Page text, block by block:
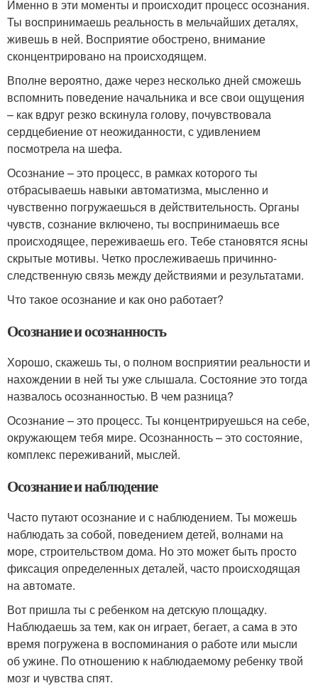
Именно в эти моменты и происходит процесс осознания.
Ты воспринимаешь реальность в мельчайших деталях,
живешь в ней. Восприятие обострено, внимание
сконцентрировано на происходящем.
Вполне вероятно, даже через несколько дней сможешь
вспомнить поведение начальника и все свои ощущения
– как вдруг резко вскинула голову, почувствовала
сердцебиение от неожиданности, с удивлением
посмотрела на шефа.
Осознание – это процесс, в рамках которого ты
отбрасываешь навыки автоматизма, мысленно и
чувственно погружаешься в действительность. Органы
чувств, сознание включено, ты воспринимаешь все
происходящее, переживаешь его. Тебе становятся ясны
скрытые мотивы. Четко прослеживаешь причинно-
следственную связь между действиями и результатами.
Что такое осознание и как оно работает?
Осознание и осознанность
Хорошо, скажешь ты, о полном восприятии реальности и
нахождении в ней ты уже слышала. Состояние это тогда
назвалось осознанностью. В чем разница?
Осознание – это процесс. Ты концентрируешься на себе,
окружающем тебя мире. Осознанность – это состояние,
комплекс переживаний, мыслей.
Осознание и наблюдение
Часто путают осознание и с наблюдением. Ты можешь
наблюдать за собой, поведением детей, волнами на
море, строительством дома. Но это может быть просто
фиксация определенных деталей, часто происходящая
на автомате.
Вот пришла ты с ребенком на детскую площадку.
Наблюдаешь за тем, как он играет, бегает, а сама в это
время погружена в воспоминания о работе или мысли
об ужине. По отношению к наблюдаемому ребенку твой
мозг и чувства спят.